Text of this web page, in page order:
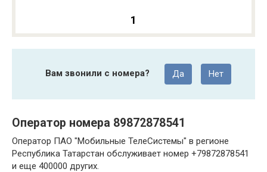
1
Вам звонили с номера? Да Нет
Оператор номера 89872878541
Оператор ПАО "Мобильные ТелеСистемы" в регионе
Республика Татарстан обслуживает номер +79872878541
и еще 400000 других.